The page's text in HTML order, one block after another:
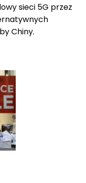
sieci 5G przez
Chiny.